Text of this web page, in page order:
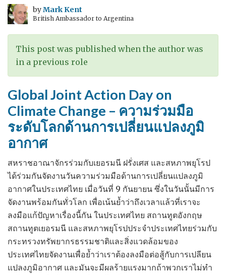
as
well
as
free
–
มี
ความ
รับ
มาก
เท่าๆ
กับ
เสรีภาพ
byMark Kent
British Ambassador to Argentina
This post was published when the author was
in a previous role
Global Joint Action Day on
Climate Change – ความร่วมมือ
ระดับโลกด้านการเปลี่ยนแปลงภูมิ
อากาศ
สหราชอาณาจักรร่วมกับเยอรมนี ฝรั่งเศส และสหภาพยุโรป
ได้ร่วมกันจัดงานวันความร่วมมือด้านการเปลี่ยนแปลงภูมิ
อากาศในประเทศไทย เมื่อวันที่ 9 กันยายน ซึ่งในวันนั้นมีการ
จัดงานพร้อมกันทั่วโลก เพื่อเน้นย้ำว่าถึงเวลาแล้วที่เราจะ
ลงมือแก้ปัญหาเรื่องนี้กัน ในประเทศไทย สถานทูตอังกฤษ
สถานทูตเยอรมนี และสหภาพยุโรปประจำประเทศไทยร่วมกับ
กระทรวงทรัพยากรธรรมชาติและสิ่งแวดล้อมของ
ประเทศไทยจัดงานเพื่อย้ำว่าเราต้องลงมือต่อสู้กับการเปลียน
แปลงภูมิอากาศ และมันจะมีผลร้ายแรงมากถ้าพวกเราไม่ทำ